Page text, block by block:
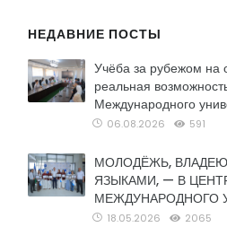
НЕДАВНИЕ ПОСТЫ
Учёба за рубежом
реальная
Международного
06.08.2026 591
МОЛОДЁЖЬ,
ЯЗЫКАМИ, — В
МЕЖДУНАРОДНОГО
18.05.2026 2065